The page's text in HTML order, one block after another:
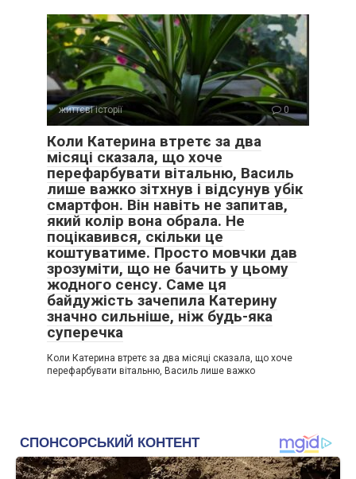
життєві історії 0
Коли Катерина втретє за два
місяці сказала, що хоче
перефарбувати вітальню, Василь
лише важко зітхнув і відсунув убік
смартфон. Він навіть не запитав,
який колір вона обрала. Не
поцікавився, скільки це
коштуватиме. Просто мовчки дав
зрозуміти, що не бачить у цьому
жодного сенсу. Саме ця
байдужість зачепила Катерину
значно сильніше, ніж будь-яка
суперечка
Коли Катерина втретє за два місяці сказала, що хоче
перефарбувати вітальню, Василь лише важко